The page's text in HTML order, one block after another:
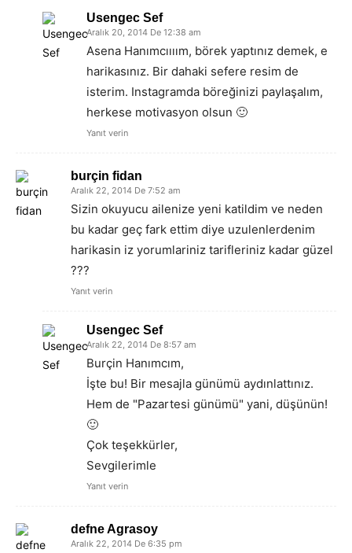
Usengec Sef
Aralık 20, 2014 De 12:38 am
Asena Hanımcıııım, börek yaptınız demek, e
harikasınız. Bir dahaki sefere resim de
isterim. Instagramda böreğinizi paylaşalım,
herkese motivasyon olsun 🙂
Yanıt verin
burçin fidan
Aralık 22, 2014 De 7:52 am
Sizin okuyucu ailenize yeni katildim ve neden
bu kadar geç fark ettim diye uzulenlerdenim
harikasin iz yorumlariniz tarifleriniz kadar güzel
???
Yanıt verin
Usengec Sef
Aralık 22, 2014 De 8:57 am
Burçin Hanımcım,
İşte bu! Bir mesajla günümü aydınlattınız.
Hem de "Pazartesi günümü" yani, düşünün!
🙂
Çok teşekkürler,
Sevgilerimle
Yanıt verin
defne Agrasoy
Aralık 22, 2014 De 6:35 pm